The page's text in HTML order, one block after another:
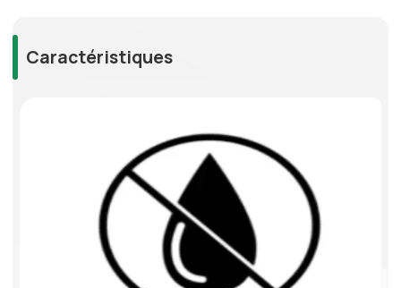
Caractéristiques